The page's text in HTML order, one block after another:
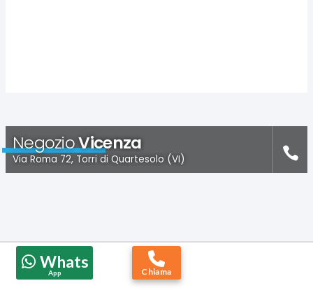
NegozioVicenza
Via Roma 72, Torri di Quartesolo (VI)
Whats
App Chiama